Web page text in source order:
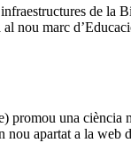
de la
nou marc
promou una
nou apartat a la